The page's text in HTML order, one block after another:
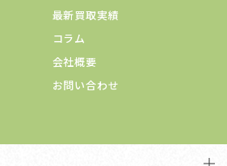
最新買取実績
コラム
会社概要
お問い合わせ